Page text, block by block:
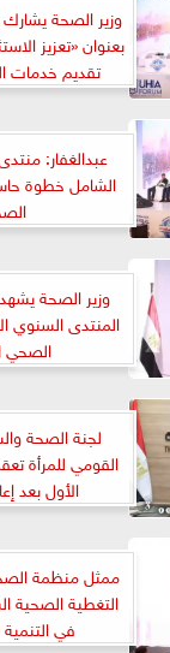
وزير الصحة
بعنوان «تعزيز
تقديم خدمات
عبدالغفار:
الشامل خطوة
وزير الصحة
المنتدى السنوي
الصحي
لجنة الصحة
القومي للمرأة
الأول بعد
ممثل منظمة
التغطية الصحية
في